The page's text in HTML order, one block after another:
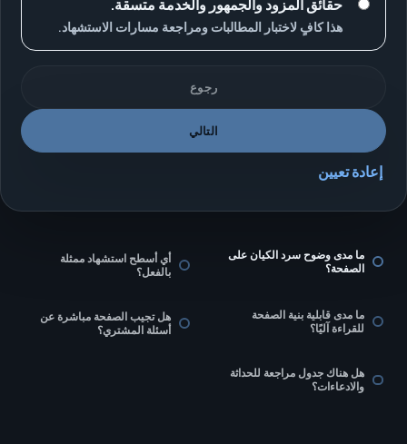
حقائق المزود والجمهور والخدمة متسقة.
هذا كافٍ لاختبار المطالبات ومراجعة مسارات الاستشهاد.
رجوع
التالي
إعادة تعيين
ما مدى وضوح سرد الكيان على
الصفحة؟
أي أسطح استشهاد ممثلة
بالفعل؟
ما مدى قابلية بنية الصفحة
للقراءة آليًا؟
هل تجيب الصفحة مباشرة عن
أسئلة المشتري؟
هل هناك جدول مراجعة للحداثة
والادعاءات؟